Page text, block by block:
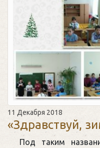
11 Декабря 2018
«Здравствуй,
Под таким